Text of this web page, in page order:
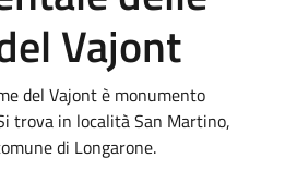
Vajont
del Vajont è monumento
trova in località San Martino,
di Longarone.